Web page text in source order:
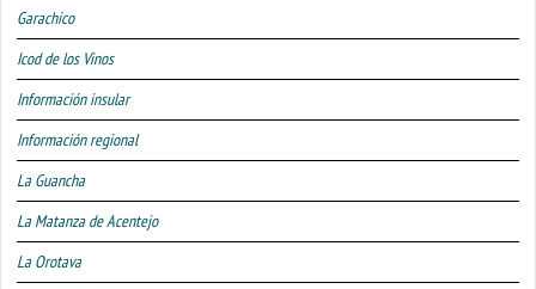
Garachico
Icod de los Vinos
Información insular
Información regional
La Guancha
La Matanza de Acentejo
La Orotava